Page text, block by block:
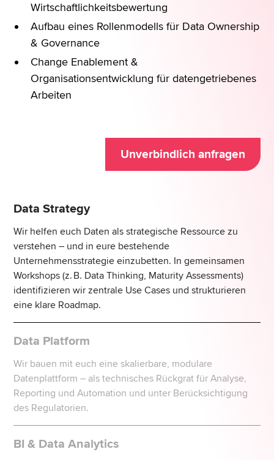
Wirtschaftlichkeitsbewertung
Aufbau eines Rollenmodells für Data Ownership
& Governance
Change Enablement &
Organisationsentwicklung für datengetriebenes
Arbeiten
Unverbindlich anfragen
Data Strategy
Wir helfen euch Daten als strategische Ressource zu
verstehen – und in eure bestehende
Unternehmensstrategie einzubetten. In gemeinsamen
Workshops (z. B. Data Thinking, Maturity Assessments)
identifizieren wir zentrale Use Cases und strukturieren
eine klare Roadmap.
Data Platform
Wir bauen mit euch eine skalierbare, modulare
Datenplattform – als technisches Rückgrat für Analyse,
Reporting und Automation und unter Berücksichtigung
des Regulatorien.
BI & Data Analytics